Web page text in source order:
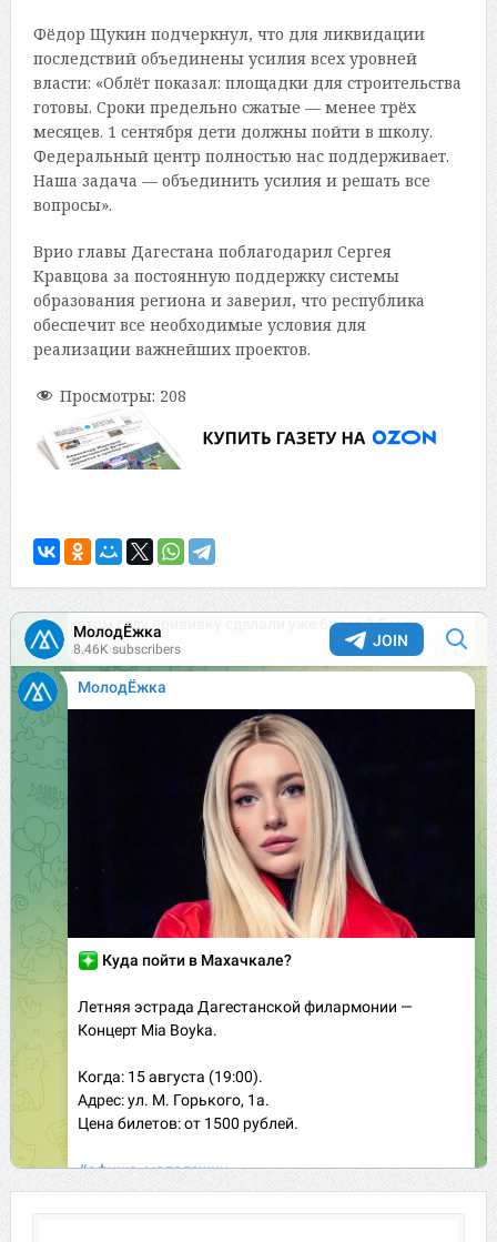
Фёдор Щукин подчеркнул, что для ликвидации
последствий объединены усилия всех уровней
власти: «Облёт показал: площадки для строительства
готовы. Сроки предельно сжатые — менее трёх
месяцев. 1 сентября дети должны пойти в школу.
Федеральный центр полностью нас поддерживает.
Наша задача — объединить усилия и решать все
вопросы».
Врио главы Дагестана поблагодарил Сергея
Кравцова за постоянную поддержку системы
образования региона и заверил, что республика
обеспечит все необходимые условия для
реализации важнейших проектов.
Просмотры: 208